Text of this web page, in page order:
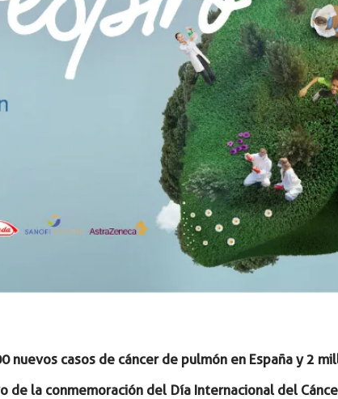
nuevos casos de cáncer de pulmón en España y 2
de la conmemoración del Día Internacional del